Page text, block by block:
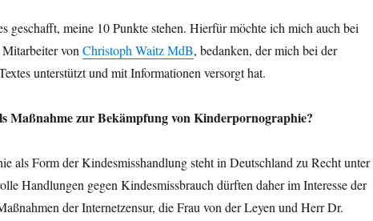
geschafft, meine 10 Punkte stehen. Hierfür möchte ich mich auch bei
von Christoph Waitz MdB, bedanken, der mich bei der
unterstützt und mit Informationen versorgt hat.
Maßnahme zur Bekämpfung von Kinderpornographie?
als Form der Kindesmisshandlung steht in Deutschland zu Recht unter
Handlungen gegen Kindesmissbrauch dürften daher im Interesse der
der Internetzensur, die Frau von der Leyen und Herr Dr.